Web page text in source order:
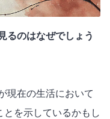
るのはなぜでしょう
現在の生活において
を示しているかもし